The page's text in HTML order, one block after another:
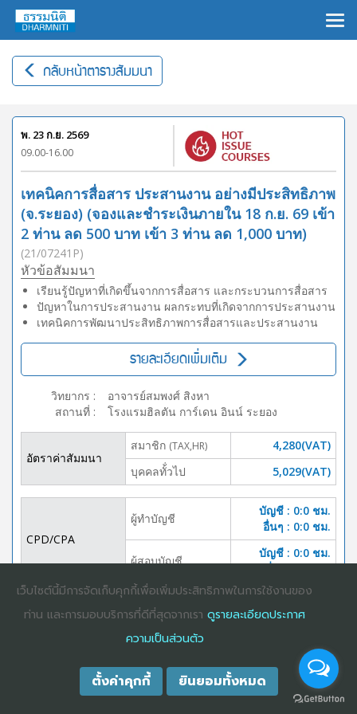
กลับหน้าตารางสัมมนา
พ. 23 ก.ย. 2569
09.00-16.00
เทคนิคการสื่อสาร ประสานงาน อย่างมีประสิทธิภาพ
(จ.ระยอง) (จองและชำระเงินภายใน 18 ก.ย. 69 เข้า
2 ท่าน ลด 500 บาท เข้า 3 ท่าน ลด 1,000 บาท)
(21/07241P)
หัวข้อสัมมนา
เรียนรู้ปัญหาที่เกิดขึ้นจากการสื่อสาร และกระบวนการสื่อสาร
ปัญหาในการประสานงาน ผลกระทบที่เกิดจากการประสานงาน
เทคนิคการพัฒนาประสิทธิภาพการสื่อสารและประสานงาน
รายละเอียดเพิ่มเติม
วิทยากร :
อาจารย์สมพงศ์ สิงหา
สถานที่ : โรงแรมฮิลตัน การ์เดน อินน์ ระยอง
อัตราค่าสัมมนา
สมาชิก (TAX,HR)
4,280(VAT)
บุคคลทั้่วไป
5,029(VAT)
CPD/CPA
ผู้ทำบัญชี
บัญชี : 0:0 ชม.
อื่นๆ : 0:0 ชม.
ผู้สอบบัญชี
บัญชี : 0:0 ชม.
BOOKING
BROCHURE
COPYRIGHT ©2025DHARMNITI SEMINAR AND TRAINING CO., LTDALL
RIGHTS RESERVED. E-COMMERCIAL REGISTRATION 0105529026680
เว็บไซต์นี้มีการจัดเก็บคุกกี้เพื่อเพิ่มประสิทธิภาพในการใช้งานของ
ท่าน และการมอบบริการที่ดีที่สุดจากเรา ดูรายละเอียดประกาศ
ความเป็นส่วนตัว
ตั้งค่าคุกกี้ ยินยอมทั้งหมด
×